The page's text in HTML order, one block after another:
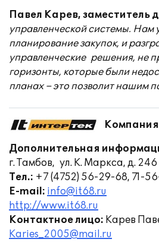
Павел Карев, заместитель
управленческой системы. Нам
планирование закупок, и
управленческие решения, не
горизонты, которые были
планах – это позволит нашим
Дополнительная
г. Тамбов, ул. К. Маркса, д. 246
Тел.: +7 (4752) 56-29-68, 71-
E-mail: info@it68.ru
http://www.it68.ru
Контактное лицо: Карев
Karies_2005@mail.ru